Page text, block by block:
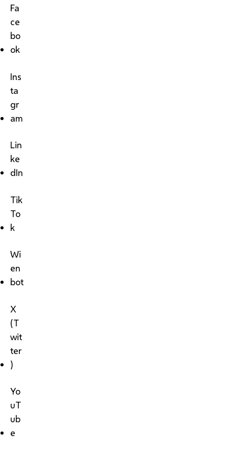
Fa
ce
bo
ok
Ins
ta
gr
am
Lin
ke
dIn
Tik
To
k
Wi
en
bot
X
(T
wit
ter
)
Yo
uT
ub
e